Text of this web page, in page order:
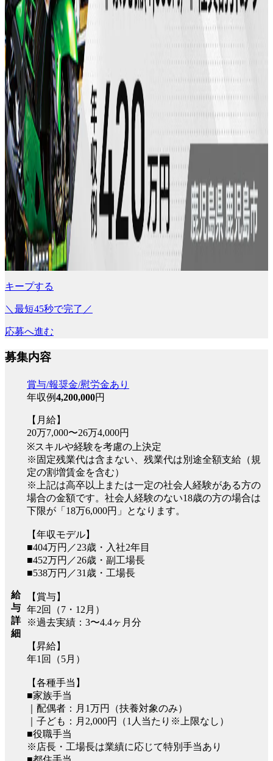
キープする
＼最短45秒で完了／
応募へ進む
募集内容
給
与
詳
細
賞与/報奨金/慰労金あり
年収例4,200,000円
【月給】
20万7,000〜26万4,000円
※スキルや経験を考慮の上決定
※固定残業代は含まない、残業代は別途全額支給（規
定の割増賃金を含む）
※上記は高卒以上または一定の社会人経験がある方の
場合の金額です。社会人経験のない18歳の方の場合は
下限が「18万6,000円」となります。
【年収モデル】
■404万円／23歳・入社2年目
■452万円／26歳・副工場長
■538万円／31歳・工場長
【賞与】
年2回（7・12月）
※過去実績：3〜4.4ヶ月分
【昇給】
年1回（5月）
【各種手当】
■家族手当
｜配偶者：月1万円（扶養対象のみ）
｜子ども：月2,000円（1人当たり※上限なし）
■役職手当
※店長・工場長は業績に応じて特別手当あり